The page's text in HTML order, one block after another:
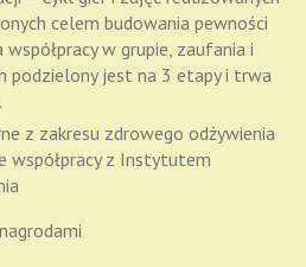
celem budowania pewności
współpracy w grupie, zaufania i
podzielony jest na 3 etapy i trwa
z zakresu zdrowego odżywienia
współpracy z Instytutem